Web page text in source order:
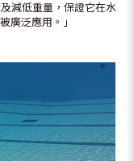
減低重量，保證它在水
廣泛應用。」